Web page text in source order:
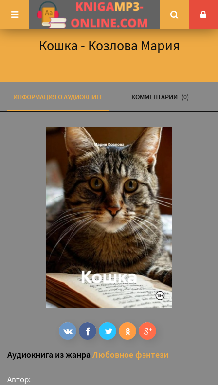
Кошка - Козлова Мария
-
ИНФОРМАЦИЯ О АУДИОКНИГЕ КОММЕНТАРИИ (0)
Аудиокнига из жанра Любовное фэнтези
Автор: -